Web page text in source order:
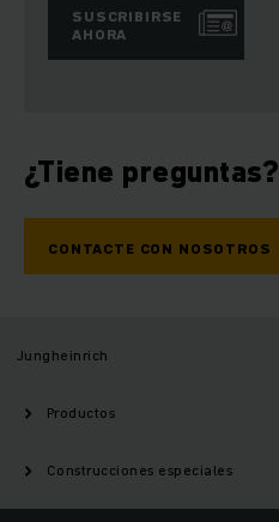
SUSCRIBIRSE
AHORA
¿Tiene preguntas?
CONTACTE CON NOSOTROS
Jungheinrich
Productos
Construcciones especiales